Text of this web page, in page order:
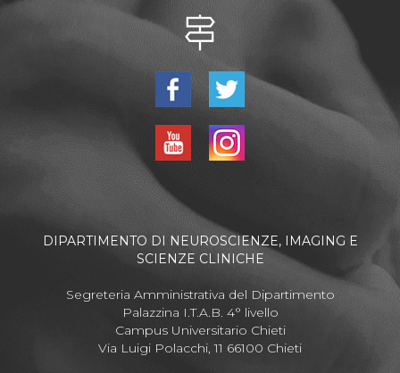
DIPARTIMENTO DI NEUROSCIENZE, IMAGING E
SCIENZE CLINICHE
Segreteria Amministrativa del Dipartimento
Palazzina I.T.A.B. 4° livello
Campus Universitario Chieti
Via Luigi Polacchi, 11 66100 Chieti